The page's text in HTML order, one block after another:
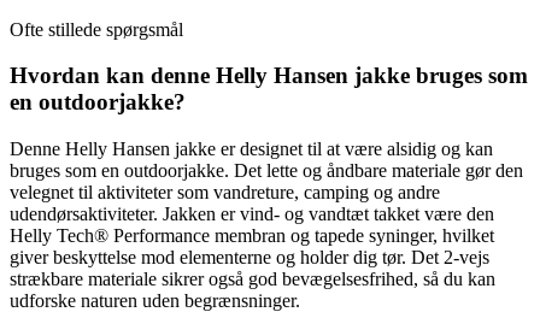
Ofte stillede spørgsmål
Hvordan kan denne Helly Hansen jakke bruges som
en outdoorjakke?
Denne Helly Hansen jakke er designet til at være alsidig og kan
bruges som en outdoorjakke. Det lette og åndbare materiale gør den
velegnet til aktiviteter som vandreture, camping og andre
udendørsaktiviteter. Jakken er vind- og vandtæt takket være den
Helly Tech® Performance membran og tapede syninger, hvilket
giver beskyttelse mod elementerne og holder dig tør. Det 2-vejs
strækbare materiale sikrer også god bevægelsesfrihed, så du kan
udforske naturen uden begrænsninger.